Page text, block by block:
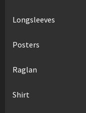
Longsleeves
Posters
Raglan
Shirt